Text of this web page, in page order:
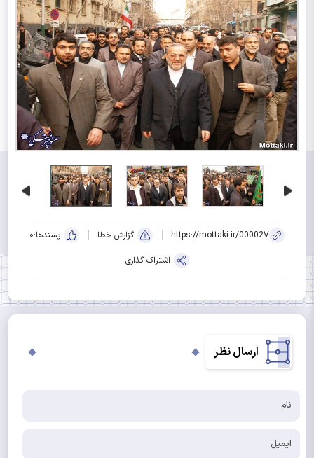
https://mottaki.ir/00002V گزارش خطا پسندها:0
اشتراک گذاری
ارسال نظر